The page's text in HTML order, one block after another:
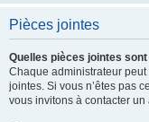
Pièces jointes
Quelles pièces jointes
Chaque administrateur
jointes. Si vous n’êtes pas
vous invitons à contacter